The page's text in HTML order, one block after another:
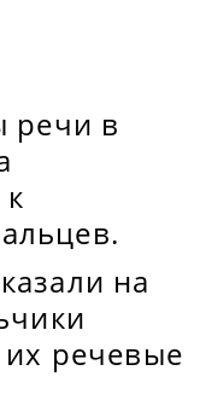
речи в
на
речевые